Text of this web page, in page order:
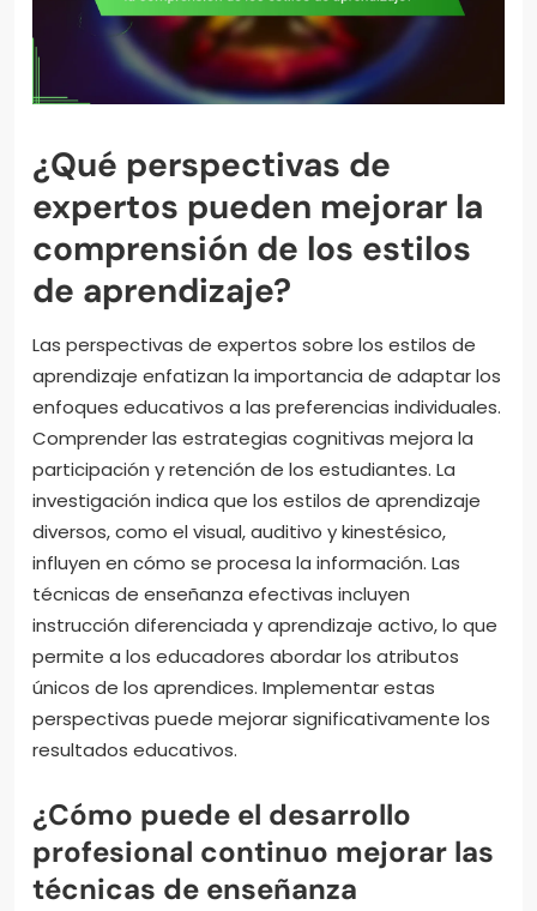
¿Qué perspectivas de
expertos pueden mejorar la
comprensión de los estilos
de aprendizaje?
Las perspectivas de expertos sobre los estilos de
aprendizaje enfatizan la importancia de adaptar los
enfoques educativos a las preferencias individuales.
Comprender las estrategias cognitivas mejora la
participación y retención de los estudiantes. La
investigación indica que los estilos de aprendizaje
diversos, como el visual, auditivo y kinestésico,
influyen en cómo se procesa la información. Las
técnicas de enseñanza efectivas incluyen
instrucción diferenciada y aprendizaje activo, lo que
permite a los educadores abordar los atributos
únicos de los aprendices. Implementar estas
perspectivas puede mejorar significativamente los
resultados educativos.
¿Cómo puede el desarrollo
profesional continuo mejorar las
técnicas de enseñanza